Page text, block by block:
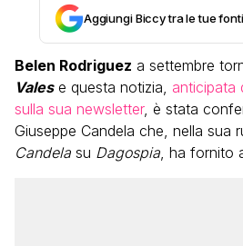
Aggiungi Biccy tra le tue
Belen Rodriguez a settembre
Valese questa notizia, anticipata
sulla sua newsletter, è stata
Giuseppe Candela che, nella sua
Candela su Dagospia, ha fornito